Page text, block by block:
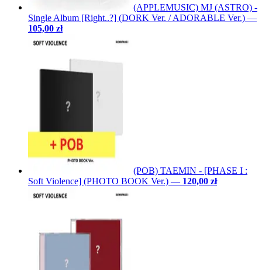
(APPLEMUSIC) MJ (ASTRO) -
Single Album [Right..?] (DORK Ver. / ADORABLE Ver.) —
105,00 zł
(POB) TAEMIN - [PHASE I :
Soft Violence] (PHOTO BOOK Ver.) — 120,00 zł